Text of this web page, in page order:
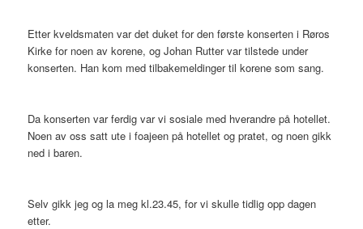
Etter kveldsmaten var det duket for den første konserten i Røros
Kirke for noen av korene, og Johan Rutter var tilstede under
konserten. Han kom med tilbakemeldinger til korene som sang.
Da konserten var ferdig var vi sosiale med hverandre på hotellet.
Noen av oss satt ute i foajeen på hotellet og pratet, og noen gikk
ned i baren.
Selv gikk jeg og la meg kl.23.45, for vi skulle tidlig opp dagen
etter.